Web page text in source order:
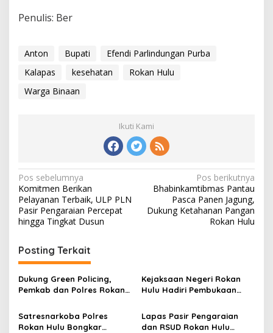
Penulis: Ber
Anton Bupati
Efendi Parlindungan Purba
Kalapas
kesehatan
Rokan Hulu
Warga Binaan
Ikuti Kami
Navigasi
pos
Pos sebelumnya
Komitmen Berikan
Pelayanan Terbaik, ULP PLN
Pasir Pengaraian Percepat
hingga Tingkat Dusun
Pos berikutnya
Bhabinkamtibmas Pantau
Pasca Panen Jagung,
Dukung Ketahanan Pangan
Rokan Hulu
Posting Terkait
Dukung Green Policing,
Pemkab dan Polres Rokan
Lingkungan Hidup
Kejaksaan Negeri Rokan
Hulu Hadiri Pembukaan
Tingkat Kabupaten Rokan
Hulu 2026
Satresnarkoba Polres
Rokan Hulu Bongkar
Lapas Pasir Pengaraian
dan RSUD Rokan Hulu